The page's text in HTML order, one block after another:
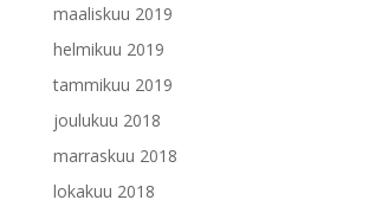
maaliskuu 2019
helmikuu 2019
tammikuu 2019
joulukuu 2018
marraskuu 2018
lokakuu 2018